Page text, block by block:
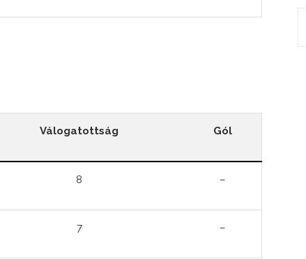
Válogatottság Gól
8 –
7 –